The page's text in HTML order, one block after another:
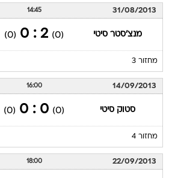
31/08/2013
14:45
מנצ'סטר סיטי (0)
2 : 0
(0)
מחזור 3
14/09/2013
16:00
סטוק סיטי (0)
0 : 0
(0)
מחזור 4
22/09/2013
18:00